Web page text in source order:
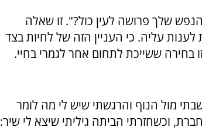
שלך פרושה לעין כול?". זו שאלה
עליה. כי העניין הזה של לחיות בצד
ששייכת לתחום אחר לגמרי בחיי.
מול הנוף והרגשתי שיש לי מה לומר
וכשחזרתי הביתה גיליתי שיצא לי שיר: